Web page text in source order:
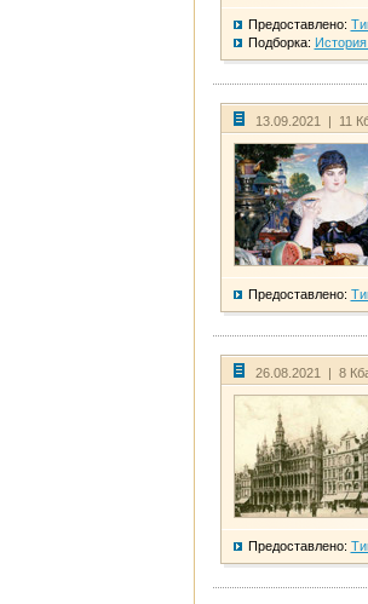
Предоставлено:
Подборка:
13.09.2021 | 11
Предоставлено:
26.08.2021 | 8
Предоставлено: